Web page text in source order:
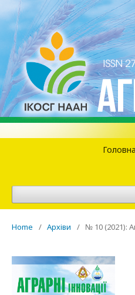
Головна
Home / Архіви / № 10 (2021):